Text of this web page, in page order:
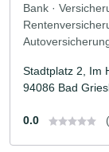
Bank ·
Stadtplatz 2, Im
94086 Bad
0.0